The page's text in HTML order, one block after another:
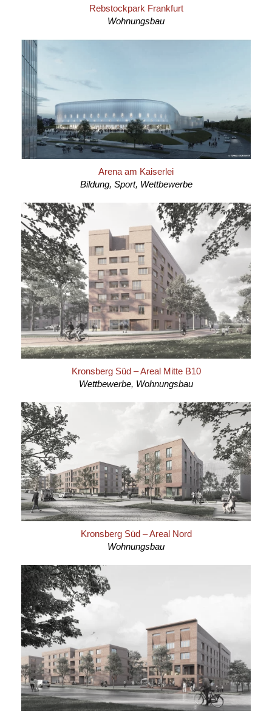
Rebstockpark Frankfurt
Wohnungsbau
Arena am Kaiserlei
Bildung, Sport, Wettbewerbe
Kronsberg Süd – Areal Mitte B10
Wettbewerbe, Wohnungsbau
Kronsberg Süd – Areal Nord
Wohnungsbau